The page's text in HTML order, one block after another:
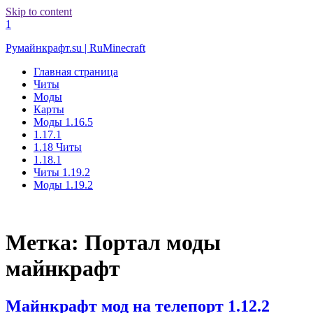
Skip to content
1
Румайнкрафт.su | RuMinecraft
Главная страница
Читы
Моды
Карты
Моды 1.16.5
1.17.1
1.18 Читы
1.18.1
Читы 1.19.2
Моды 1.19.2
Метка: Портал моды
майнкрафт
Майнкрафт мод на телепорт 1.12.2